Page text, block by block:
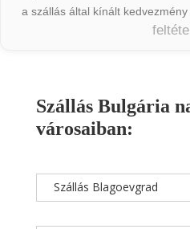
a szállás által kínált kedvezmény
Szállás Bulgária
városaiban:
Szállás Blagoevgrad